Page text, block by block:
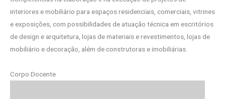
interiores e mobiliário para espaços residenciais, comerciais, vitrines
e exposições, com possibilidades de atuação técnica em escritórios
de design e arquitetura, lojas de materiais e revestimentos, lojas de
mobiliário e decoração, além de construtoras e imobiliárias.
Corpo Docente